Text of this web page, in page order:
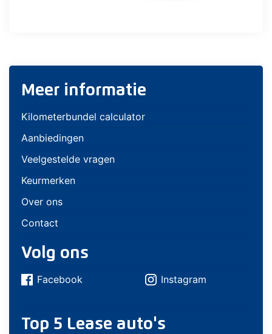
Meer informatie
Kilometerbundel calculator
Aanbiedingen
Veelgestelde vragen
Keurmerken
Over ons
Contact
Volg ons
Facebook Instagram
Top 5 Lease auto's